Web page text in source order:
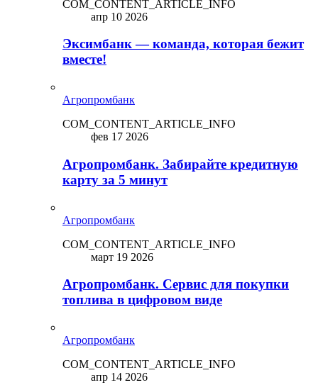
COM_CONTENT_ARTICLE_INFO
апр 10 2026
Эксимбанк — команда, которая бежит
вместе!
Агропромбанк
COM_CONTENT_ARTICLE_INFO
фев 17 2026
Агропромбанк. Забирайте кредитную
карту за 5 минут
Агропромбанк
COM_CONTENT_ARTICLE_INFO
март 19 2026
Агропромбанк. Сервис для покупки
топлива в цифровом виде
Агропромбанк
COM_CONTENT_ARTICLE_INFO
апр 14 2026